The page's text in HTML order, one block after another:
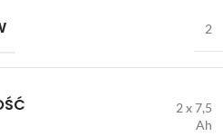
2
2 x 7,5
Ah